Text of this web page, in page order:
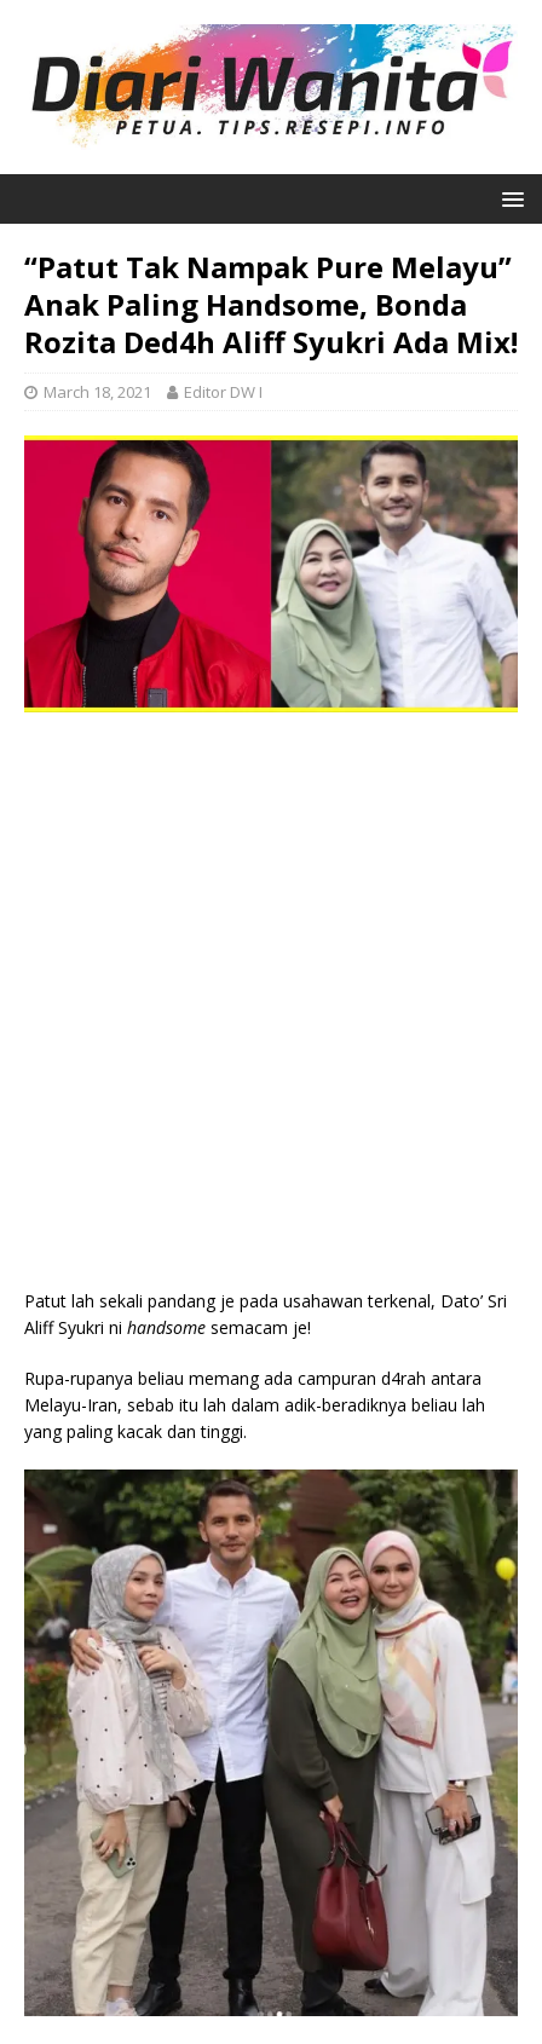
“Patut Tak Nampak Pure Melayu”
Anak Paling Handsome, Bonda
Rozita Ded4h Aliff Syukri Ada Mix!
March 18, 2021 Editor DW I
Patut lah sekali pandang je pada usahawan terkenal, Dato’ Sri
Aliff Syukri ni handsome semacam je!
Rupa-rupanya beliau memang ada campuran d4rah antara
Melayu-Iran, sebab itu lah dalam adik-beradiknya beliau lah
yang paling kacak dan tinggi.